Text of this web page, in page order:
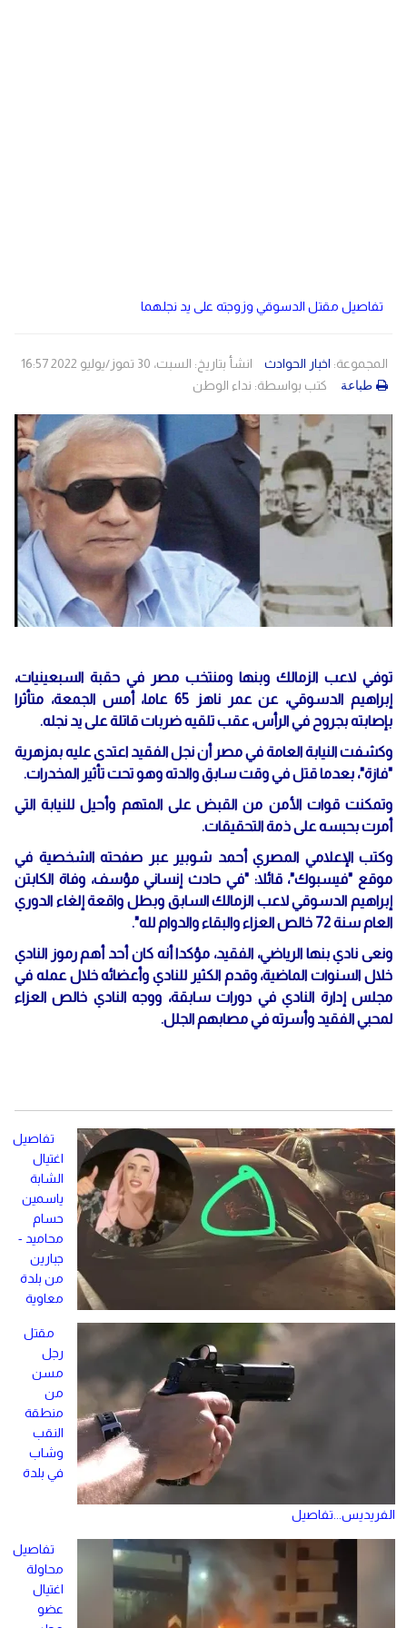
تفاصيل مقتل الدسوقي وزوجته على يد نجلهما
المجموعة: اخبار الحوادث
انشأ بتاريخ: السبت، 30 تموز/يوليو 2022 16:57
كتب بواسطة: نداء الوطن طباعة
توفي لاعب الزمالك وبنها ومنتخب مصر في حقبة السبعينيات،
إبراهيم الدسوقي، عن عمر ناهز 65 عاما، أمس الجمعة، متأثرا
بإصابته بجروح في الرأس، عقب تلقيه ضربات قاتلة على يد نجله.
وكشفت النيابة العامة في مصر أن نجل الفقيد اعتدى عليه بمزهرية
"فازة"، بعدما قتل في وقت سابق والدته وهو تحت تأثير المخدرات.
وتمكنت قوات الأمن من القبض على المتهم وأحيل للنيابة التي
أمرت بحبسه على ذمة التحقيقات.
وكتب الإعلامي المصري أحمد شوبير عبر صفحته الشخصية في
موقع "فيسبوك"، قائلا: "في حادث إنساني مؤسف، وفاة الكابتن
إبراهيم الدسوقي لاعب الزمالك السابق وبطل واقعة إلغاء الدوري
العام سنة 72 خالص العزاء والبقاء والدوام لله".
ونعى نادي بنها الرياضي، الفقيد، مؤكدا أنه كان أحد أهم رموز النادي
خلال السنوات الماضية، وقدم الكثير للنادي وأعضائه خلال عمله في
مجلس إدارة النادي في دورات سابقة، ووجه النادي خالص العزاء
لمحبي الفقيد وأسرته في مصابهم الجلل.
تفاصيل
اغتيال
الشابة
ياسمين
حسام
محاميد -
جبارين
من بلدة
معاوية
مقتل
رجل
مسن
من
منطقة
النقب
وشاب
في بلدة
الفريديس...تفاصيل
تفاصيل
محاولة
اغتيال
عضو